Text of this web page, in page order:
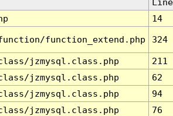
Line
14
function_extend.php 324
jzmysql.class.php
211
jzmysql.class.php
62
jzmysql.class.php
94
jzmysql.class.php 76